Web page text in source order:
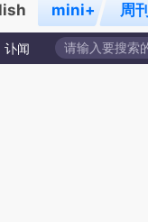
mini+ 周刊
讣闻